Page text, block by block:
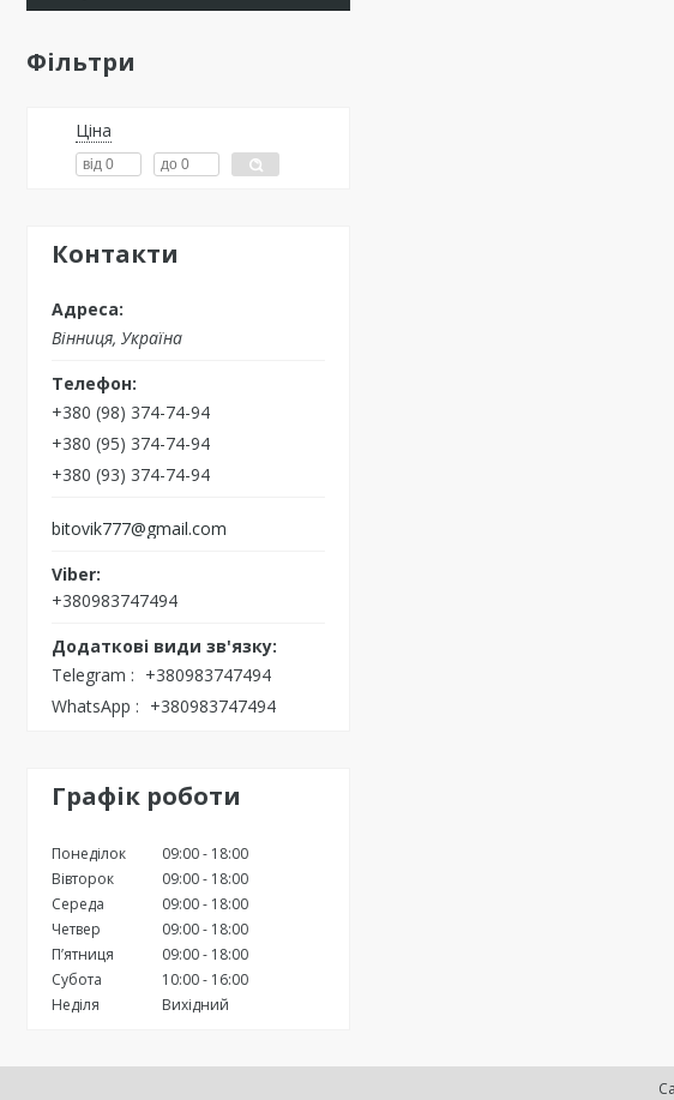
Фільтри
Ціна
Контакти
Вінниця, Україна
+380 (98) 374-74-94
+380 (95) 374-74-94
+380 (93) 374-74-94
bitovik777@gmail.com
+380983747494
Telegram
+380983747494
WhatsApp
+380983747494
Графік роботи
Понеділок 09:00
18:00
Вівторок
09:00
18:00
Середа
09:00
18:00
Четвер
09:00
18:00
Пʼятниця
09:00
18:00
Субота
10:00
16:00
Неділя
Вихідний